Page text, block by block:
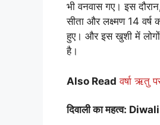
भी वनवास गए। इस
सीता और लक्ष्मण 14
हुए। और इस खुशी में लोगों
है।
Also Read वर्षा ऋतु
दिवाली का महत्व: